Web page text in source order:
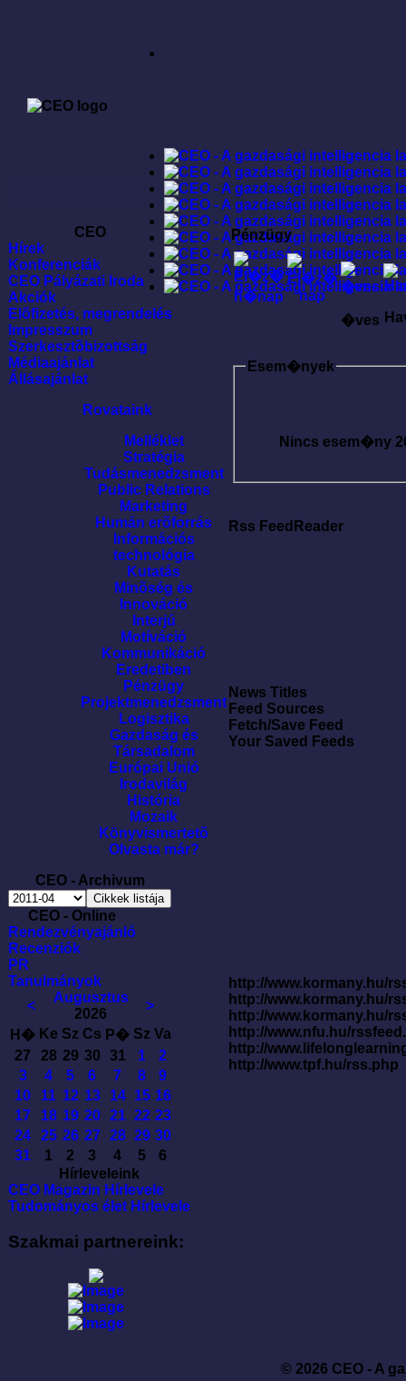
CEO
Hírek
Konferenciák
CEO Pályázati Iroda
Akciók
Elõfizetés, megrendelés
Impresszum
Szerkesztõbizottság
Médiaajánlat
Állásajánlat
Rovataink
Melléklet
Stratégia
Tudásmenedzsment
Public Relations
Marketing
Humán erõforrás
Információs
technológia
Kutatás
Minõség és
Innováció
Interjú
Motíváció
Kommunikáció
Eredetiben
Pénzügy
Projektmenedzsment
Logisztika
Gazdaság és
Társadalom
Európai Unió
Irodavilág
História
Mozaik
Könyvismertetõ
Olvasta már?
CEO - Archivum
CEO - Online
Rendezvényajánló
Recenziók
PR
Tanulmányok
<
Augusztus
2026
>
H� Ke Sz Cs P� Sz Va
27
28 29 30 31 1
2
3
4 5 6 7 8
9
10
11 12 13 14 15 16
17
18 19 20 21 22 23
24
25 26 27 28 29 30
31
1 2 3 4 5
6
Hírleveleink
CEO Magazin Hírlevele
Tudományos élet Hírlevele
Szakmai partnereink:
Pénzügy
�ves
Esem�nyek
Nincs esem�ny
Rss FeedReader
News Titles
Feed Sources
Fetch/Save Feed
Your Saved Feeds
http://www.kormany.hu/
http://www.kormany.hu/
http://www.kormany.hu/
http://www.nfu.hu/
http://
http://www.tpf.hu/rss.php
© 2026 CEO - A